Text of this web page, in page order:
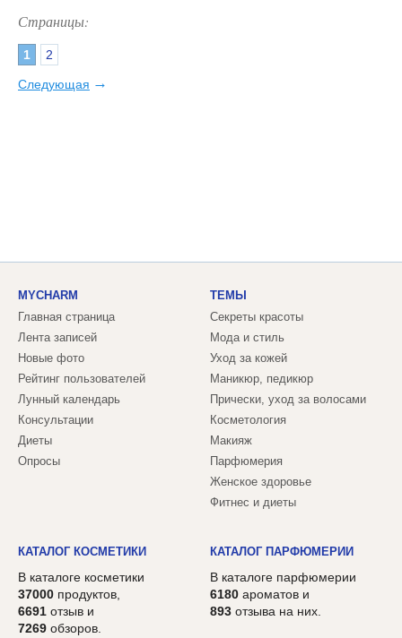
Страницы:
1 2
Следующая →
MYCHARM
Главная страница
Лента записей
Новые фото
Рейтинг пользователей
Лунный календарь
Консультации
Диеты
Опросы
ТЕМЫ
Секреты красоты
Мода и стиль
Уход за кожей
Маникюр, педикюр
Прически, уход за волосами
Косметология
Макияж
Парфюмерия
Женское здоровье
Фитнес и диеты
КАТАЛОГ КОСМЕТИКИ
В каталоге косметики
37000 продуктов,
6691 отзыв и
7269 обзоров.
КАТАЛОГ ПАРФЮМЕРИИ
В каталоге парфюмерии
6180 ароматов и
893 отзыва на них.